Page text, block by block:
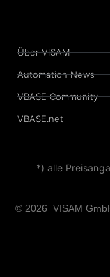
Über VISAM
Automation News
VBASE Community
VBASE.net
*) alle
© 2026 VISAM